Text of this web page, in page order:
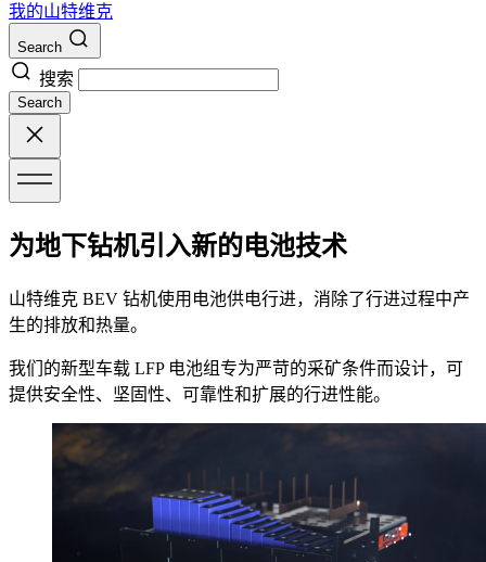
我的山特维克
Search
搜索
Search
为地下钻机引入新的电池技术
山特维克 BEV 钻机使用电池供电行进，消除了行进过程中产
生的排放和热量。
我们的新型车载 LFP 电池组专为严苛的采矿条件而设计，可
提供安全性、坚固性、可靠性和扩展的行进性能。